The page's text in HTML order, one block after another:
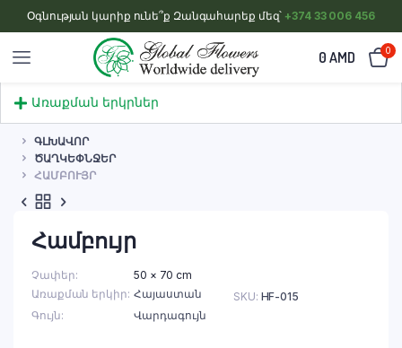
Օգնության կարիք ունե՞ք Զանգահարեք մեզ՝ +374 33 006 456
0 AMD 0
Առաքման երկրներ
ԳԼԽԱՎՈՐ
ԾԱՂԿԵՓՆՋԵՐ
ՀԱՄԲՈՒՅՐ
Համբույր
Չափեր
50 × 70 cm
Առաքման երկիր Հայաստան
Գույն
Վարդագույն
SKU: HF-015